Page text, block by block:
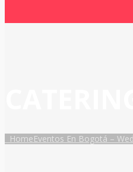
HomeEventos En Bogotá –